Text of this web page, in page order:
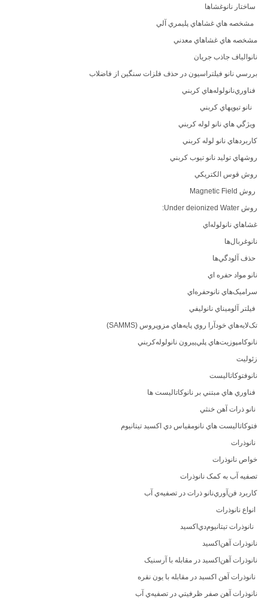
ساختار نانوغشاها
مشخصه هاي غشاهاي پليمري آلي
مشخصه هاي غشاهاي معدني
نانوالياف جاذب جريان
بررسي نانو فيلتراسيون در حذف فلزات سنگين از فاضلاب
فناوري‌نانولوله‌هاي کربني
نانو تيوپهاي كربني
ويژگي هاي نانو لوله کربني
کاربردهاي نانو لوله کربني
روشهاي توليد نانو تيوب كربني
روش قوس الكتريكي
روش Magnetic Field
روش Under deionized Water:
غشاهاي نانولوله‌‌اي
نانوغربال‌ها
حذف آلودگي‌ها
نانو مواد حفره اي
سراميک‌هاي نانو‌حفره‌اي
فيلتر آلوميناي نانوليفي
تک‌لايه‌هاي خودآرا روي پايه‌هاي مزوپروس (SAMMS)
نانوکامپوزيت‌هاي پلي‌پيرون نانولوله‌کربني
زئوليت
نانوفتوكاتاليست
فناوري هاي مبتني بر نانوکاتاليست ها
نانو ذرات آهن خنثي
فتوکاتاليست هاي نانومقياس دي اکسيد تيتانيوم
نانوذرات
خواص نانوذرات
تصفيه آب به کمک نانوذرات
کاربرد فن‌آوري‌نانو ذرات در تصفيه‌ي آب
انواع نانوذرات
نانوذرات تيتانيوم‌دي‌اکسيد
نانوذرات آهن‌اکسيد
نانوذرات آهن‌اکسيد در مقابله با آرسنيک
نانوذرات آهن اکسيد در مقابله با يون نقره
نانوذرات آهن صفر ظرفيتي در تصفيه‌ي آب